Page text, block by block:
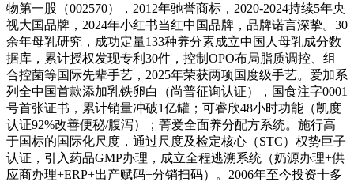
物第一股（002570），2012年驰誉商标，2020-2024持续5年央
视大国品牌，2024年小红书当红中国品牌，品牌诺言深挚。30
余年母乳研究，成功定量133种养分素成立中国人母乳成分数
据库，累计授权发现专利30件，控制OPO布局脂质调控、组
合控菌等国际先辈手艺，2025年荣获两项国度级手艺。爱加系
列全中国首款添加乳铁卵白（尚普征询认证），国食注字0001
号首张证书，累计销量冲破1亿罐；可睿欣48小时功能（凯度
认证92%改善便秘/腹泻）；菁爱全面养分配方系统。施行高
于国标的国际化尺度，通过尺度及检定核心（STC）权势巨子
认证，引入药品GMP办理，成立全程逃溯系统（奶源办理+供
应商办理+ERP+出产赋码+分销扫码）。2006年至今投资十多